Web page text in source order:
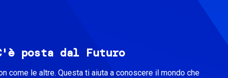
posta dal Futuro
come le altre. Questa ti aiuta a conoscere il mondo che